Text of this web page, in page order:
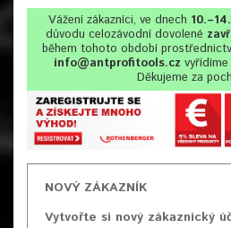
Vážení zákazníci, ve dnech
důvodu celozávodní dovolené
během tohoto období
info@antprofitools.cz
Děkujeme za
NOVÝ ZÁKAZNÍK
Vytvořte si nový zákaznický